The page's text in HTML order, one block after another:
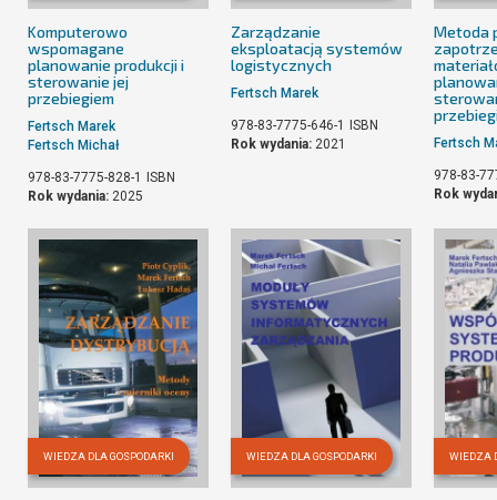
Komputerowo
wspomagane
planowanie produkcji i
sterowanie jej
przebiegiem
Fertsch Marek
Fertsch Michał
978-83-7775-828-1 ISBN
Rok wydania: 2025
Zarządzanie
eksploatacją systemów
logistycznych
Fertsch Marek
978-83-7775-646-1 ISBN
Rok wydania: 2021
Metoda
Fertsch
978-83-
Rok
WIEDZA DLA GOSPODARKI WIEDZA DLA GOSPODARKI WIEDZA